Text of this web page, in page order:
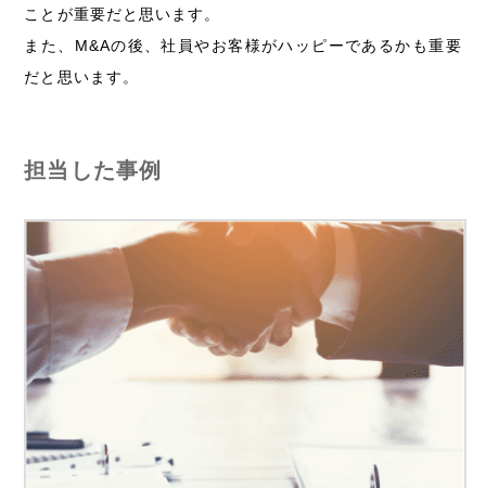
ことが重要だと思います。
また、M&Aの後、社員やお客様がハッピーであるかも重要
だと思います。
担当した事例